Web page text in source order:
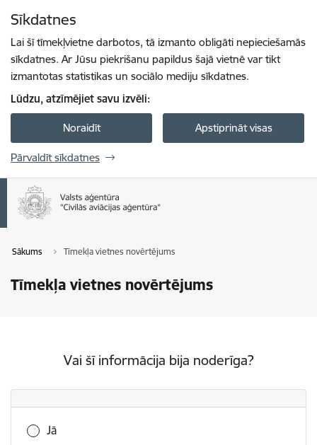
Sīkdatnes
Lai šī tīmekļvietne darbotos, tā izmanto obligāti nepieciešamās
sīkdatnes. Ar Jūsu piekrišanu papildus šajā vietnē var tikt
izmantotas statistikas un sociālo mediju sīkdatnes.
Lūdzu, atzīmējiet savu izvēli:
Noraidīt Apstiprināt visas
Pārvaldīt sīkdatnes
Sākums Tīmekļa vietnes novērtējums
Tīmekļa vietnes novērtējums
Vai šī informācija bija noderīga?
Vai šī informācija bija noderīga?
Jā